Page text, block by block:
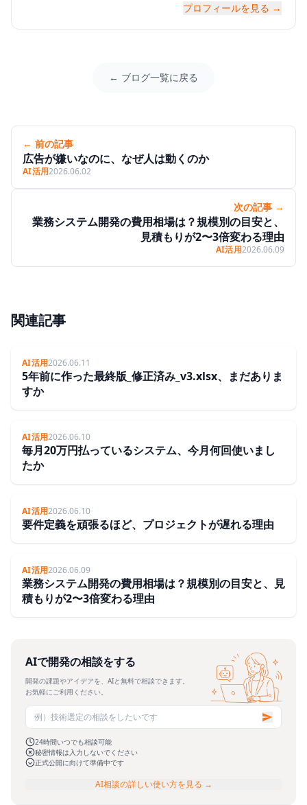
プロフィールを見る →
← ブログ一覧に戻る
← 前の記事
広告が嫌いなのに、なぜ人は動くのか
AI活用2026.06.02
次の記事 →
業務システム開発の費用相場は？規模別の目安と、
見積もりが2〜3倍変わる理由
AI活用2026.06.09
関連記事
AI活用2026.06.11
5年前に作った最終版_修正済み_v3.xlsx、まだありま
すか
AI活用2026.06.10
毎月20万円払っているシステム、今月何回使いまし
たか
AI活用2026.06.10
要件定義を頑張るほど、プロジェクトが遅れる理由
AI活用2026.06.09
業務システム開発の費用相場は？規模別の目安と、見
積もりが2〜3倍変わる理由
AIで開発の相談をする
開発の課題やアイデアを、AIと無料で相談できます。
お気軽にご利用ください。
24時間いつでも相談可能
秘密情報は入力しないでください
正式公開に向けて準備中です
AI相談の詳しい使い方を見る →